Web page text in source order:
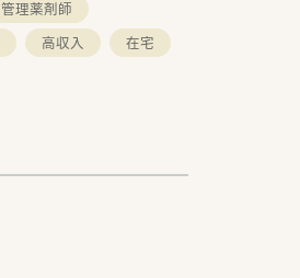
管理薬剤師
高収入
在宅